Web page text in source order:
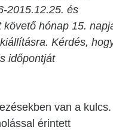
2015.12.25. és
hónap 15.
Kérdés,
időpontját
van a kulcs.
érintett